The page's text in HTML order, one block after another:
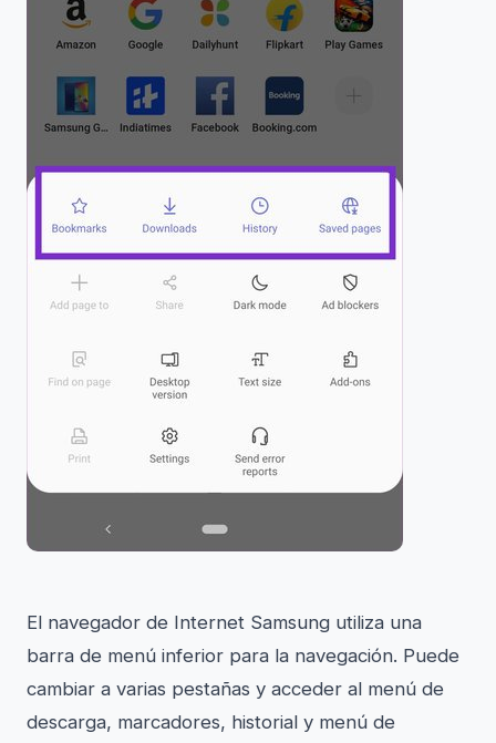
El navegador de Internet Samsung utiliza una
barra de menú inferior para la navegación. Puede
cambiar a varias pestañas y acceder al menú de
descarga, marcadores, historial y menú de